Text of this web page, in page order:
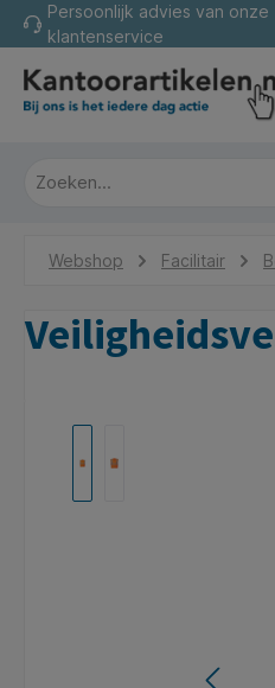
Ga naar de
Persoonlijk advies van onze
klantenservice
Webshop Facilitair